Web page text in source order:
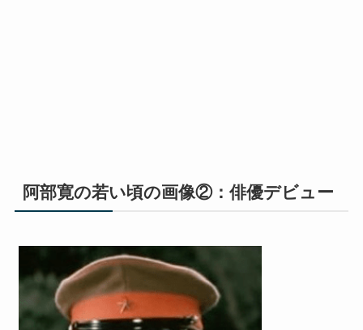
阿部寛の若い頃の画像②：俳優デビュー